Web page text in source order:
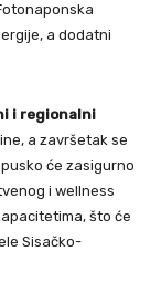
a dodatni
i regionalni
a završetak se
će zasigurno
i wellness
što će
Sisačko-